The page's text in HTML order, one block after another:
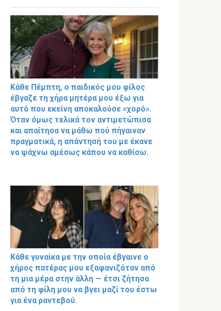
Κάθε Πέμπτη, ο παιδικός μου φίλος
έβγαζε τη χήρα μητέρα μου έξω για
αυτό που εκείνη αποκαλούσε «χορό».
Όταν όμως τελικά τον αντιμετώπισα
και απαίτησα να μάθω πού πήγαιναν
πραγματικά, η απάντησή του με έκανε
να ψάχνω αμέσως κάπου να καθίσω.
Κάθε γυναίκα με την οποία έβγαινε ο
χήρος πατέρας μου εξαφανιζόταν από
τη μια μέρα στην άλλη — έτσι ζήτησα
από τη φίλη μου να βγει μαζί του έστω
για ένα ραντεβού.